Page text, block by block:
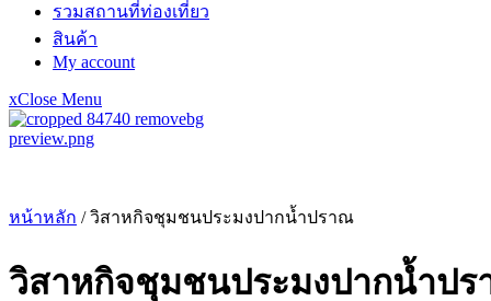
รวมสถานที่ท่องเที่ยว
สินค้า
My account
xClose Menu
หน้าหลัก / วิสาหกิจ​ชุมชน​ประมงปากน้ำปราณ
วิสาหกิจ​ชุมชน​ประมงปากน้ำป